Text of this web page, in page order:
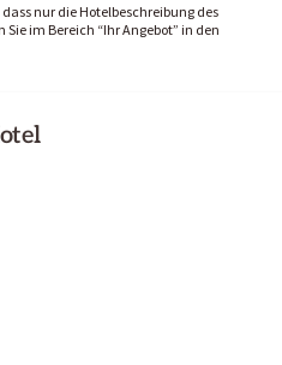
nur die Hotelbeschreibung des
im Bereich “Ihr Angebot” in den